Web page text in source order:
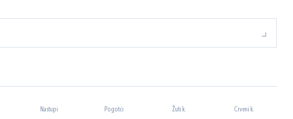
Nastupi Pogotci Žuti k. Crveni k.